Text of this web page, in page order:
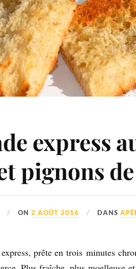
express
pignons
ON2 AOÛT 2016 DANS
prête en trois minutes